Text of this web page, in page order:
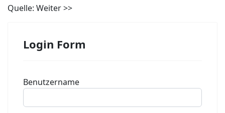
Quelle: Weiter >>
Login Form
Benutzername